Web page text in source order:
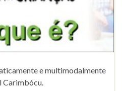
e multimodalmente
Carimbócu.